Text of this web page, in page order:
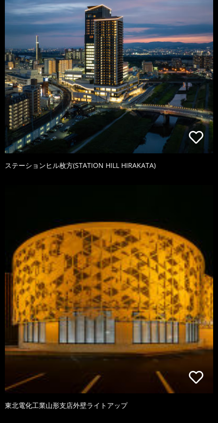
ステーションヒル枚方(STATION HILL HIRAKATA)
東北電化工業山形支店外壁ライトアップ